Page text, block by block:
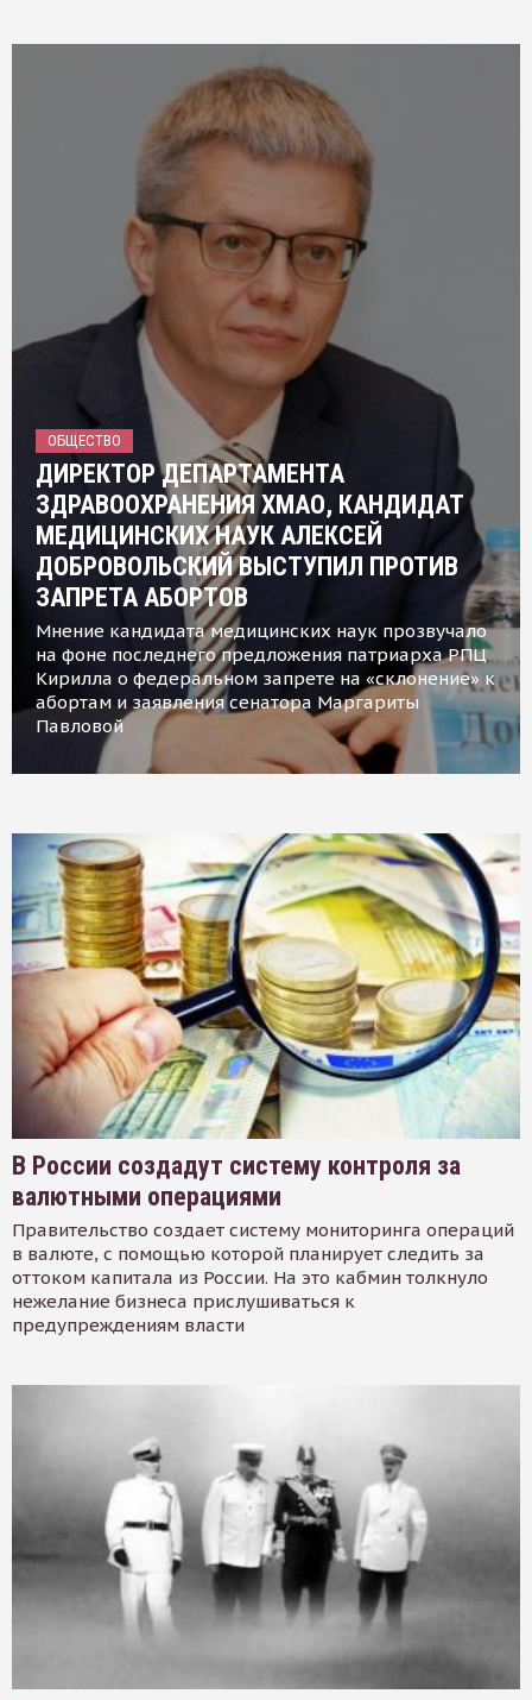
ОБЩЕСТВО
ДИРЕКТОР ДЕПАРТАМЕНТА
ЗДРАВООХРАНЕНИЯ ХМАО, КАНДИДАТ
МЕДИЦИНСКИХ НАУК АЛЕКСЕЙ
ДОБРОВОЛЬСКИЙ ВЫСТУПИЛ ПРОТИВ
ЗАПРЕТА АБОРТОВ
Мнение кандидата медицинских наук прозвучало
на фоне последнего предложения патриарха РПЦ
Кирилла о федеральном запрете на «склонение» к
абортам и заявления сенатора Маргариты
Павловой
В России создадут систему контроля за
валютными операциями
Правительство создает систему мониторинга операций
в валюте, с помощью которой планирует следить за
оттоком капитала из России. На это кабмин толкнуло
нежелание бизнеса прислушиваться к
предупреждениям власти